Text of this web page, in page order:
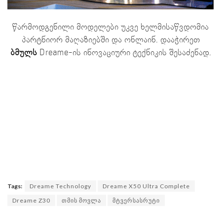
წარმოდგენილი მოდელები უკვე ხელმისაწვდომია
პარტნიორ მაღაზიებში და ონლაინ. დააჭირეთ
ბმულსDreame-ის ინოვაციური ტექნიკის შესაძენად.
Tags: Dreame Technology
Dreame X50 Ultra Complete
Dreame Z30
თმის მოვლა მტვერსასრუტი